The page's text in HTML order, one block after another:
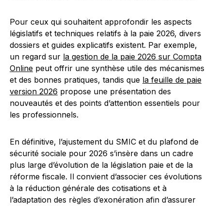
Pour ceux qui souhaitent approfondir les aspects
législatifs et techniques relatifs à la paie 2026, divers
dossiers et guides explicatifs existent. Par exemple,
un regard sur la gestion de la paie 2026 sur Compta
Online peut offrir une synthèse utile des mécanismes
et des bonnes pratiques, tandis que la feuille de paie
version 2026 propose une présentation des
nouveautés et des points d’attention essentiels pour
les professionnels.
En définitive, l’ajustement du SMIC et du plafond de
sécurité sociale pour 2026 s’insère dans un cadre
plus large d’évolution de la législation paie et de la
réforme fiscale. Il convient d’associer ces évolutions
à la réduction générale des cotisations et à
l’adaptation des règles d’exonération afin d’assurer